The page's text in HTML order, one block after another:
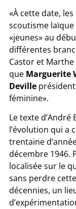
«À cette date,
scoutisme
«jeunes» au
différentes
Castor et
que Marguerite
Devilleprésident
féminine».
Le texte
l’évolution qui a
trentaine
décembre 1946.
localisée sur le
sans perdre
décennies, un